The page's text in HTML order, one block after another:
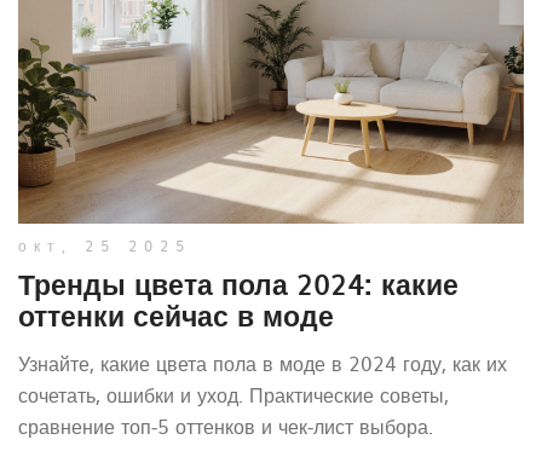
окт, 25 2025
Тренды цвета пола 2024: какие
оттенки сейчас в моде
Узнайте, какие цвета пола в моде в 2024 году, как их
сочетать, ошибки и уход. Практические советы,
сравнение топ‑5 оттенков и чек‑лист выбора.